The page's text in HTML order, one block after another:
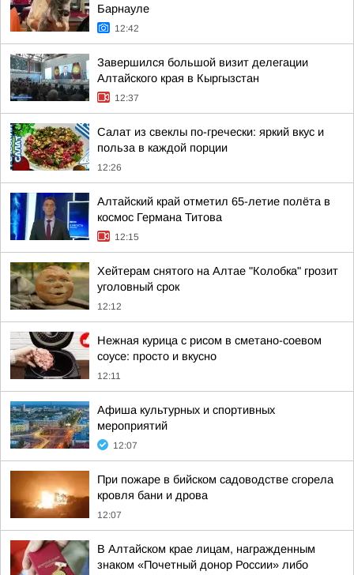
Барнауле
12:42
Завершился большой визит делегации
Алтайского края в Кыргызстан
12:37
Салат из свеклы по-гречески: яркий вкус и
польза в каждой порции
12:26
Алтайский край отметил 65-летие полёта в
космос Германа Титова
12:15
Хейтерам снятого на Алтае "Колобка" грозит
уголовный срок
12:12
Нежная курица с рисом в сметано-соевом
соусе: просто и вкусно
12:11
Афиша культурных и спортивных
мероприятий
12:07
При пожаре в бийском садоводстве сгорела
кровля бани и дрова
12:07
В Алтайском крае лицам, награжденным
знаком «Почетный донор России» либо